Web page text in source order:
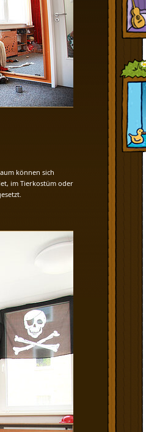
können sich
im Tierkostüm oder